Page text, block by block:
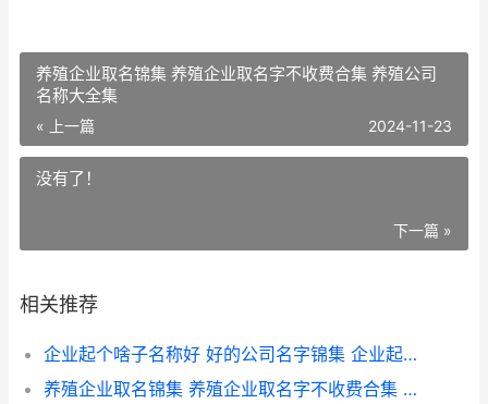
养殖企业取名锦集 养殖企业取名字不收费合集 养殖公司
名称大全集
« 上一篇 2024-11-23
没有了！
下一篇 »
相关推荐
企业起个啥子名称好 好的公司名字锦集 企业起个名字
养殖企业取名锦集 养殖企业取名字不收费合集 养殖公司名称大全集